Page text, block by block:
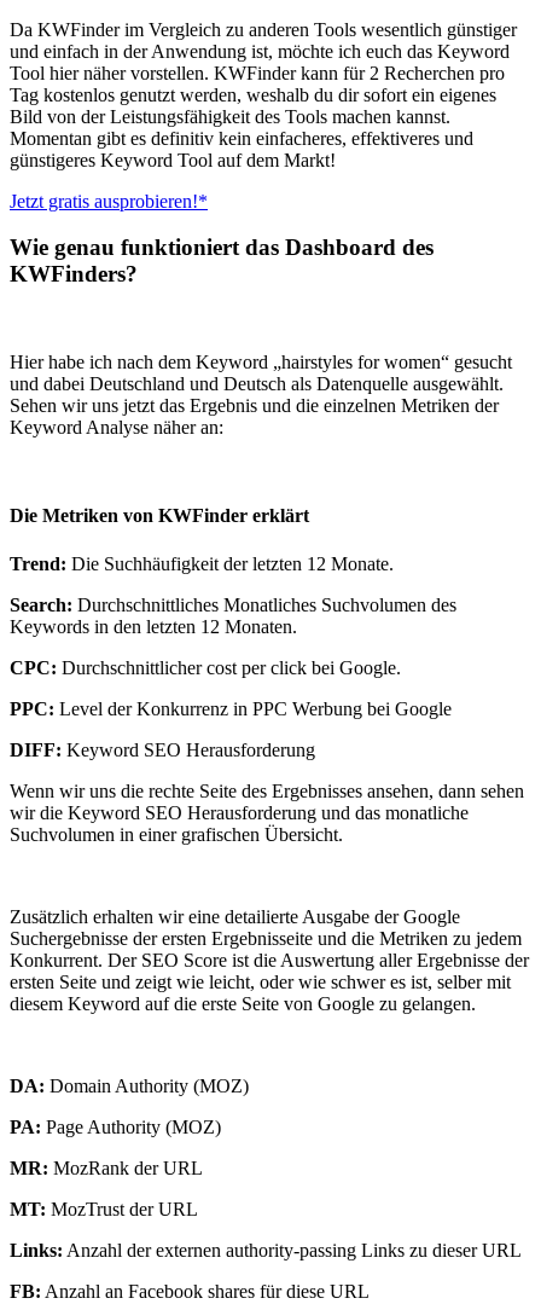
Da KWFinder im Vergleich zu anderen Tools wesentlich günstiger
und einfach in der Anwendung ist, möchte ich euch das Keyword
Tool hier näher vorstellen. KWFinder kann für 2 Recherchen pro
Tag kostenlos genutzt werden, weshalb du dir sofort ein eigenes
Bild von der Leistungsfähigkeit des Tools machen kannst.
Momentan gibt es definitiv kein einfacheres, effektiveres und
günstigeres Keyword Tool auf dem Markt!
Jetzt gratis ausprobieren!*
Wie genau funktioniert das Dashboard des
KWFinders?
Hier habe ich nach dem Keyword „hairstyles for women“ gesucht
und dabei Deutschland und Deutsch als Datenquelle ausgewählt.
Sehen wir uns jetzt das Ergebnis und die einzelnen Metriken der
Keyword Analyse näher an:
Die Metriken von KWFinder erklärt
Trend: Die Suchhäufigkeit der letzten 12 Monate.
Search: Durchschnittliches Monatliches Suchvolumen des
Keywords in den letzten 12 Monaten.
CPC: Durchschnittlicher cost per click bei Google.
PPC: Level der Konkurrenz in PPC Werbung bei Google
DIFF: Keyword SEO Herausforderung
Wenn wir uns die rechte Seite des Ergebnisses ansehen, dann sehen
wir die Keyword SEO Herausforderung und das monatliche
Suchvolumen in einer grafischen Übersicht.
Zusätzlich erhalten wir eine detailierte Ausgabe der Google
Suchergebnisse der ersten Ergebnisseite und die Metriken zu jedem
Konkurrent. Der SEO Score ist die Auswertung aller Ergebnisse der
ersten Seite und zeigt wie leicht, oder wie schwer es ist, selber mit
diesem Keyword auf die erste Seite von Google zu gelangen.
DA: Domain Authority (MOZ)
PA: Page Authority (MOZ)
MR: MozRank der URL
MT: MozTrust der URL
Links: Anzahl der externen authority-passing Links zu dieser URL
FB: Anzahl an Facebook shares für diese URL